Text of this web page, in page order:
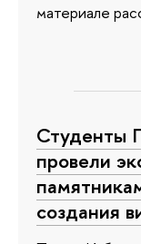
материале
Студенты
провели
создания